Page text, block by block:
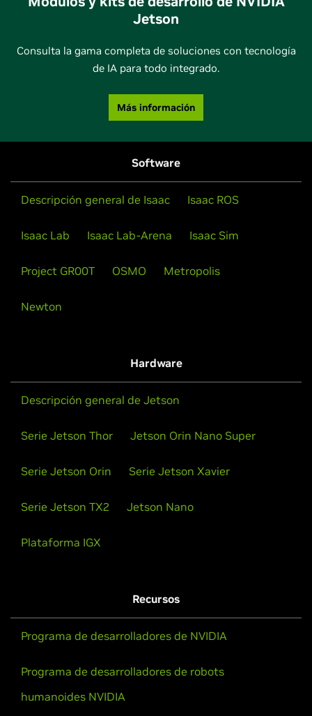
Jetson
Consulta la gama completa de soluciones con tecnología
de IA para todo integrado.
Más información
Software
Descripción general de Isaac Isaac ROS
Isaac Lab Isaac Lab-Arena Isaac Sim
Project GR00T OSMO Metropolis
Newton
Hardware
Descripción general de Jetson
Serie Jetson Thor Jetson Orin Nano Super
Serie Jetson Orin Serie Jetson Xavier
Serie Jetson TX2 Jetson Nano
Plataforma IGX
Recursos
Programa de desarrolladores de NVIDIA
Programa de desarrolladores de robots
humanoides NVIDIA